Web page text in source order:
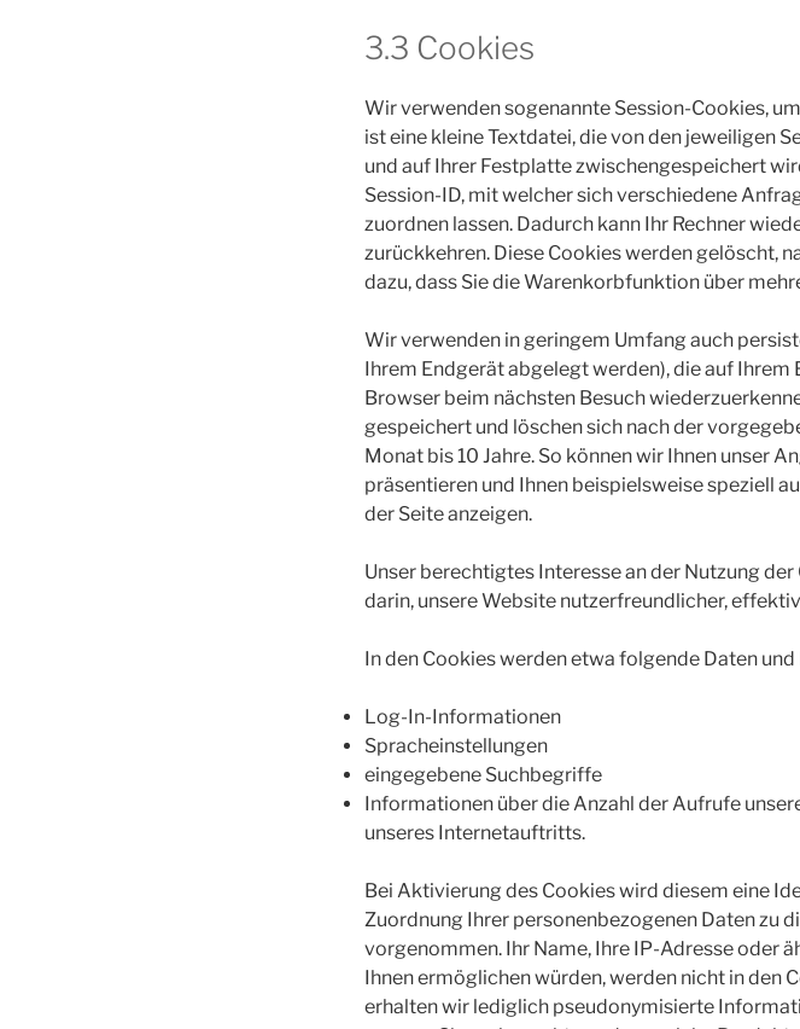
3.3 Cookies
Wir verwenden sogenannte Session-Cookies,
ist eine kleine Textdatei, die von den jeweiligen
und auf Ihrer Festplatte zwischengespeichert
Session-ID, mit welcher sich verschiedene
zuordnen lassen. Dadurch kann Ihr Rechner
zurückkehren. Diese Cookies werden gelöscht,
dazu, dass Sie die Warenkorbfunktion über
Wir verwenden in geringem Umfang auch
Ihrem Endgerät abgelegt werden), die auf
Browser beim nächsten Besuch
gespeichert und löschen sich nach der
Monat bis 10 Jahre. So können wir Ihnen unser
präsentieren und Ihnen beispielsweise speziell
der Seite anzeigen.
Unser berechtigtes Interesse an der Nutzung
darin, unsere Website nutzerfreundlicher,
In den Cookies werden etwa folgende Daten
Log-In-Informationen
Spracheinstellungen
eingegebene Suchbegriffe
Informationen über die Anzahl der Aufrufe
unseres Internetauftritts.
Bei Aktivierung des Cookies wird diesem eine
Zuordnung Ihrer personenbezogenen Daten zu
vorgenommen. Ihr Name, Ihre IP-Adresse oder
Ihnen ermöglichen würden, werden nicht in den
erhalten wir lediglich pseudonymisierte